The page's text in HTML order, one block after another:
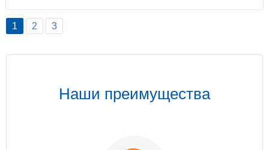
1 2 3
Наши преимущества